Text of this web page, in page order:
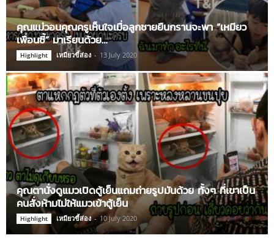
คุณแม่วอนคุณครูเห็นใจเมื่อลูกชายยืนกรานจะพา “เหมียว
เพื่อนซี้” มาเรียนด้วย…
Highlight เหมียวขี้ส่อง - 13 July 2020
คุณตานั่งดูแมวเปิดตู้เย็นแถมถ่ายรูปมันด้วย ทั้งๆ ที่เขาเป็น
คนสั่งห้ามไม่ให้แมวเข้าตู้เย็น
Highlight เหมียวขี้ส่อง - 10 July 2020